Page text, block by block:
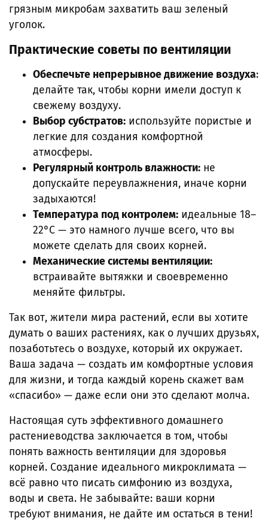
грязным микробам захватить ваш зеленый
уголок.
Практические советы по вентиляции
Обеспечьте непрерывное движение воздуха:
делайте так, чтобы корни имели доступ к
свежему воздуху.
Выбор субстратов: используйте пористые и
легкие для создания комфортной
атмосферы.
Регулярный контроль влажности: не
допускайте переувлажнения, иначе корни
задыхаются!
Температура под контролем: идеальные 18–
22°C — это намного лучше всего, что вы
можете сделать для своих корней.
Механические системы вентиляции:
встраивайте вытяжки и своевременно
меняйте фильтры.
Так вот, жители мира растений, если вы хотите
думать о ваших растениях, как о лучших друзьях,
позаботьтесь о воздухе, который их окружает.
Ваша задача — создать им комфортные условия
для жизни, и тогда каждый корень скажет вам
«спасибо» — даже если они это сделают молча.
Настоящая суть эффективного домашнего
растениеводства заключается в том, чтобы
понять важность вентиляции для здоровья
корней. Создание идеального микроклимата —
всё равно что писать симфонию из воздуха,
воды и света. Не забывайте: ваши корни
требуют внимания, не дайте им остаться в тени!